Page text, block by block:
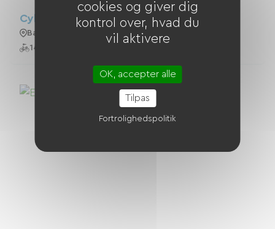
Cykelhuset - La Baule
Baule-Escoublac
14 Cykler
cookies og giver dig
kontrol over, hvad du
vil aktivere
OK, accepter alle
Tilpas
Fortrolighedspolitik